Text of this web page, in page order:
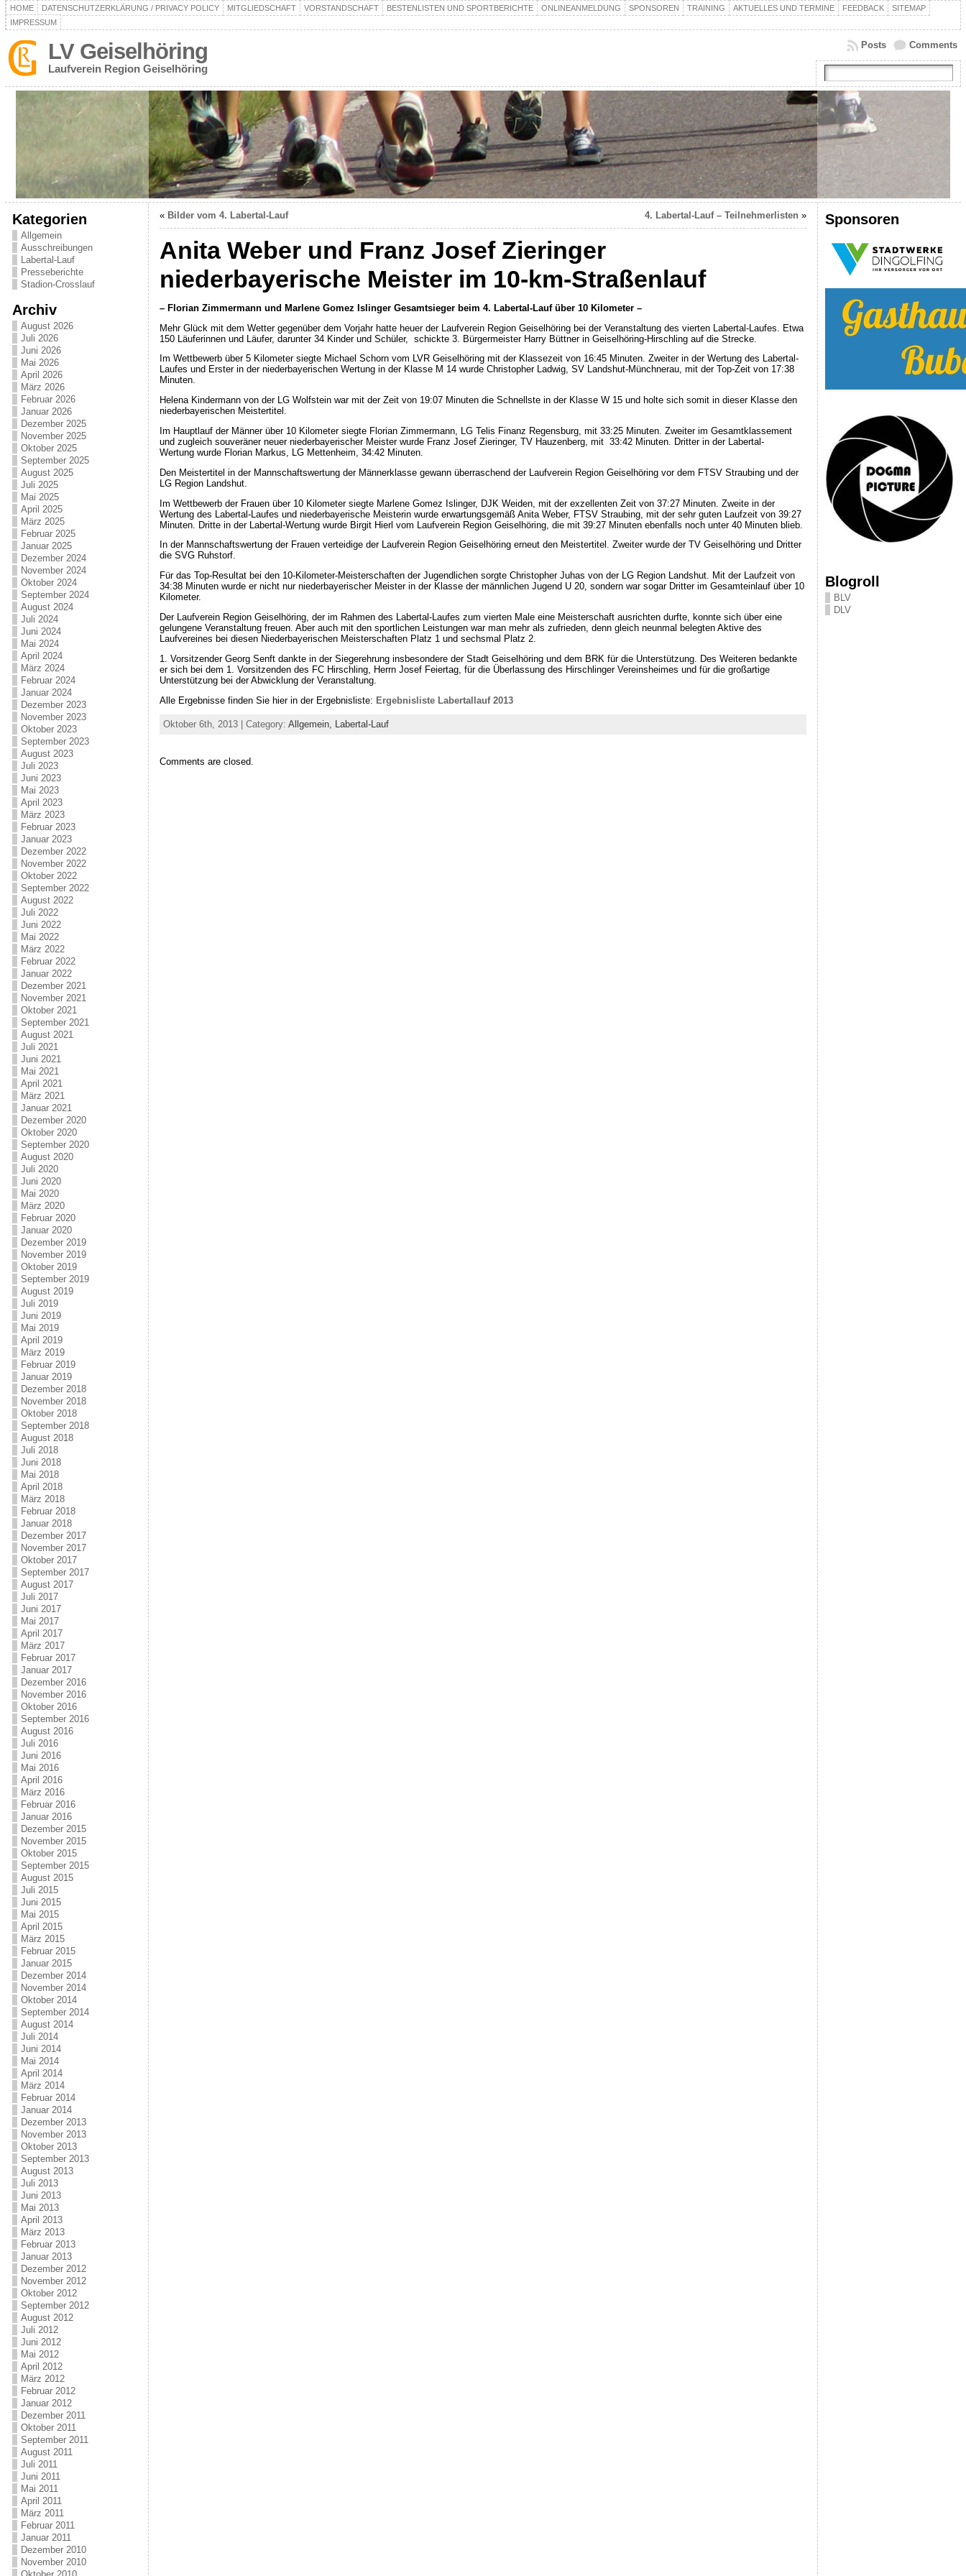
HOME DATENSCHUTZERKLÄRUNG / PRIVACY POLICY MITGLIEDSCHAFT VORSTANDSCHAFT BESTENLISTEN UND SPORTBERICHTE ONLINEANMELDUNG SPONSOREN TRAINING AKTUELLES UND TERMINE FEEDBACK
SITEMAP
IMPRESSUM
LV Geiselhöring
Laufverein Region Geiselhöring
Comments
Posts
Kategorien
Allgemein
Ausschreibungen
Labertal-Lauf
Presseberichte
Stadion-Crosslauf
Archiv
August 2026
Juli 2026
Juni 2026
Mai 2026
April 2026
März 2026
Februar 2026
Januar 2026
Dezember 2025
November 2025
Oktober 2025
September 2025
August 2025
Juli 2025
Mai 2025
April 2025
März 2025
Februar 2025
Januar 2025
Dezember 2024
November 2024
Oktober 2024
September 2024
August 2024
Juli 2024
Juni 2024
Mai 2024
April 2024
März 2024
Februar 2024
Januar 2024
Dezember 2023
November 2023
Oktober 2023
September 2023
August 2023
Juli 2023
Juni 2023
Mai 2023
April 2023
März 2023
Februar 2023
Januar 2023
Dezember 2022
November 2022
Oktober 2022
September 2022
August 2022
Juli 2022
Juni 2022
Mai 2022
März 2022
Februar 2022
Januar 2022
Dezember 2021
November 2021
Oktober 2021
September 2021
August 2021
Juli 2021
Juni 2021
Mai 2021
April 2021
März 2021
Januar 2021
Dezember 2020
Oktober 2020
September 2020
August 2020
Juli 2020
Juni 2020
Mai 2020
März 2020
Februar 2020
Januar 2020
Dezember 2019
November 2019
Oktober 2019
September 2019
August 2019
Juli 2019
Juni 2019
Mai 2019
April 2019
März 2019
Februar 2019
Januar 2019
Dezember 2018
November 2018
Oktober 2018
September 2018
August 2018
Juli 2018
Juni 2018
Mai 2018
April 2018
März 2018
Februar 2018
Januar 2018
Dezember 2017
November 2017
Oktober 2017
September 2017
August 2017
Juli 2017
Juni 2017
Mai 2017
April 2017
März 2017
Februar 2017
Januar 2017
Dezember 2016
November 2016
Oktober 2016
September 2016
August 2016
Juli 2016
Juni 2016
Mai 2016
April 2016
März 2016
Februar 2016
Januar 2016
Dezember 2015
November 2015
Oktober 2015
September 2015
August 2015
Juli 2015
Juni 2015
Mai 2015
April 2015
März 2015
Februar 2015
Januar 2015
Dezember 2014
November 2014
Oktober 2014
September 2014
August 2014
Juli 2014
Juni 2014
Mai 2014
April 2014
März 2014
Februar 2014
Januar 2014
Dezember 2013
November 2013
Oktober 2013
September 2013
August 2013
Juli 2013
Juni 2013
Mai 2013
April 2013
März 2013
Februar 2013
Januar 2013
Dezember 2012
November 2012
Oktober 2012
September 2012
August 2012
Juli 2012
Juni 2012
Mai 2012
April 2012
März 2012
Februar 2012
Januar 2012
Dezember 2011
Oktober 2011
September 2011
August 2011
Juli 2011
Juni 2011
Mai 2011
April 2011
März 2011
Februar 2011
Januar 2011
Dezember 2010
November 2010
« Bilder vom 4. Labertal-Lauf 4. Labertal-Lauf – Teilnehmerlisten »
Anita Weber und Franz Josef Zieringer
niederbayerische Meister im 10-km-Straßenlauf
– Florian Zimmermann und Marlene Gomez Islinger Gesamtsieger beim 4. Labertal-Lauf über 10 Kilometer –
Mehr Glück mit dem Wetter gegenüber dem Vorjahr hatte heuer der Laufverein Region Geiselhöring bei der Veranstaltung des vierten Labertal-Laufes. Etwa
150 Läuferinnen und Läufer, darunter 34 Kinder und Schüler, schickte 3. Bürgermeister Harry Büttner in Geiselhöring-Hirschling auf die Strecke.
Im Wettbewerb über 5 Kilometer siegte Michael Schorn vom LVR Geiselhöring mit der Klassezeit von 16:45 Minuten. Zweiter in der Wertung des Labertal-
Laufes und Erster in der niederbayerischen Wertung in der Klasse M 14 wurde Christopher Ladwig, SV Landshut-Münchnerau, mit der Top-Zeit von 17:38
Minuten.
Helena Kindermann von der LG Wolfstein war mit der Zeit von 19:07 Minuten die Schnellste in der Klasse W 15 und holte sich somit in dieser Klasse den
niederbayerischen Meistertitel.
Im Hauptlauf der Männer über 10 Kilometer siegte Florian Zimmermann, LG Telis Finanz Regensburg, mit 33:25 Minuten. Zweiter im Gesamtklassement
und zugleich souveräner neuer niederbayerischer Meister wurde Franz Josef Zieringer, TV Hauzenberg, mit 33:42 Minuten. Dritter in der Labertal-
Wertung wurde Florian Markus, LG Mettenheim, 34:42 Minuten.
Den Meistertitel in der Mannschaftswertung der Männerklasse gewann überraschend der Laufverein Region Geiselhöring vor dem FTSV Straubing und der
LG Region Landshut.
Im Wettbewerb der Frauen über 10 Kilometer siegte Marlene Gomez Islinger, DJK Weiden, mit der exzellenten Zeit von 37:27 Minuten. Zweite in der
Wertung des Labertal-Laufes und niederbayerische Meisterin wurde erwartungsgemäß Anita Weber, FTSV Straubing, mit der sehr guten Laufzeit von 39:27
Minuten. Dritte in der Labertal-Wertung wurde Birgit Hierl vom Laufverein Region Geiselhöring, die mit 39:27 Minuten ebenfalls noch unter 40 Minuten blieb.
In der Mannschaftswertung der Frauen verteidige der Laufverein Region Geiselhöring erneut den Meistertitel. Zweiter wurde der TV Geiselhöring und Dritter
die SVG Ruhstorf.
Für das Top-Resultat bei den 10-Kilometer-Meisterschaften der Jugendlichen sorgte Christopher Juhas von der LG Region Landshut. Mit der Laufzeit von
34:38 Minuten wurde er nicht nur niederbayerischer Meister in der Klasse der männlichen Jugend U 20, sondern war sogar Dritter im Gesamteinlauf über 10
Kilometer.
Der Laufverein Region Geiselhöring, der im Rahmen des Labertal-Laufes zum vierten Male eine Meisterschaft ausrichten durfte, konnte sich über eine
gelungene Veranstaltung freuen. Aber auch mit den sportlichen Leistungen war man mehr als zufrieden, denn gleich neunmal belegten Aktive des
Laufvereines bei diesen Niederbayerischen Meisterschaften Platz 1 und sechsmal Platz 2.
1. Vorsitzender Georg Senft dankte in der Siegerehrung insbesondere der Stadt Geiselhöring und dem BRK für die Unterstützung. Des Weiteren bedankte
er sich bei dem 1. Vorsitzenden des FC Hirschling, Herrn Josef Feiertag, für die Überlassung des Hirschlinger Vereinsheimes und für die großartige
Unterstützung bei der Abwicklung der Veranstaltung.
Alle Ergebnisse finden Sie hier in der Ergebnisliste: Ergebnisliste Labertallauf 2013
Oktober 6th, 2013 | Category: Allgemein, Labertal-Lauf
Comments are closed.
Sponsoren
Blogroll
BLV
DLV